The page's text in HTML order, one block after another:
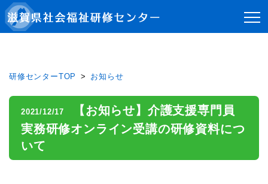
研修センターTOP お知らせ
2021/12/17
【お知らせ】介護支援専門員
実務研修オンライン受講の研修資料につ
いて